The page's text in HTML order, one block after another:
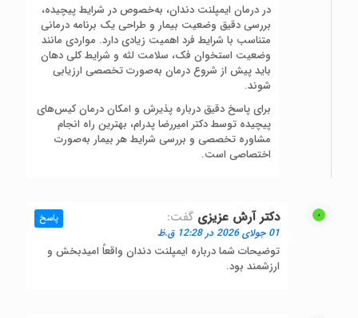
در درمان ایمپلنت دندان، به‌خصوص در شرایط پیچیده،
بررسی دقیق وضعیت بیمار و طراحی یک برنامه درمانی
متناسب با شرایط فرد اهمیت زیادی دارد. مواردی مانند
وضعیت استخوان فک، سلامت لثه و شرایط کلی دهان
باید پیش از شروع درمان به‌صورت تخصصی ارزیابی
شوند.
برای پاسخ دقیق درباره پذیرش و امکان درمان کیس‌های
پیچیده توسط دکتر امیررضا پدرام، بهترین راه انجام
مشاوره تخصصی و بررسی شرایط هر بیمار به‌صورت
اختصاصی است.
دکتر آرش عزیزی گفت:
01 جولای 2026 در 12:28 ق.ظ
توضیحات شما درباره ایمپلنت دندان واقعاً امیدبخش و
ارزشمند بود.
پاسخ